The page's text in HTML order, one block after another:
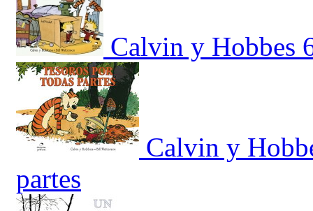
Calvin y Hobbes
Calvin y
partes